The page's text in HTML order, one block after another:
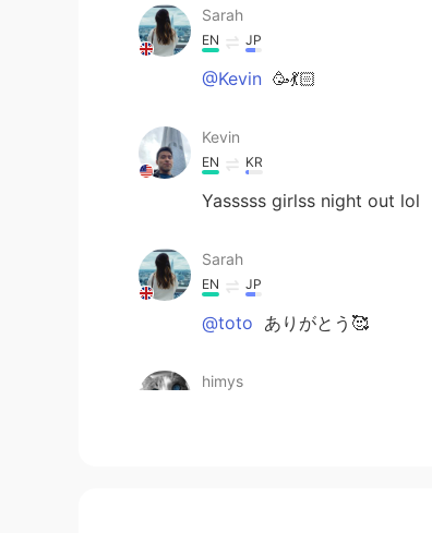
Sarah
EN JP
@Kevin 🥳💃🏻
Kevin
EN KR
Yasssss girlss night out lol
Sarah
EN JP
@toto ありがとう🥰
himys